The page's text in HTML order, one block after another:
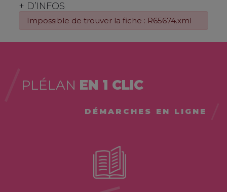
+ D’INFOS
Impossible de trouver la fiche : R65674.xml
PLÉLAN EN 1 CLIC
DÉMARCHES EN LIGNE